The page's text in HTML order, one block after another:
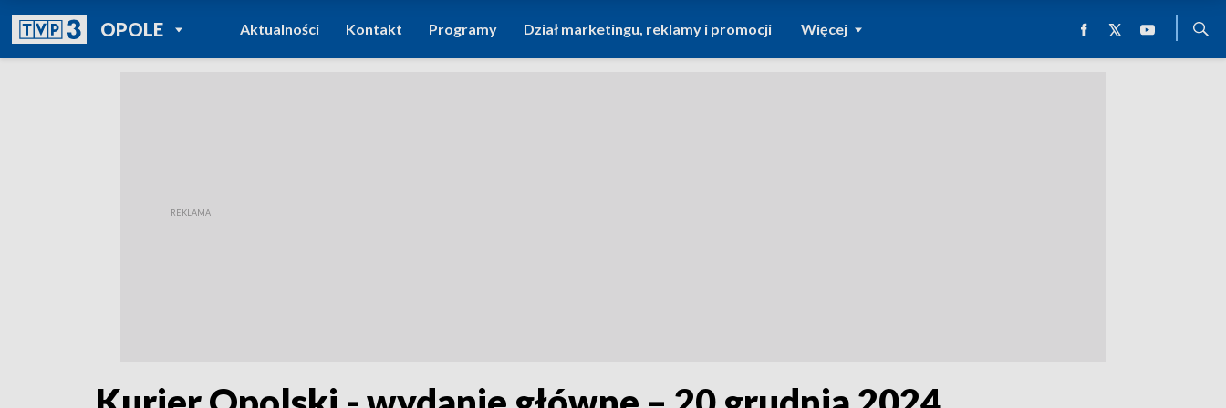
OPOLEPOWRÓT DO
TVP REGIONY
Aktualności Kontakt Programy Dział marketingu, reklamy i promocji Więcej